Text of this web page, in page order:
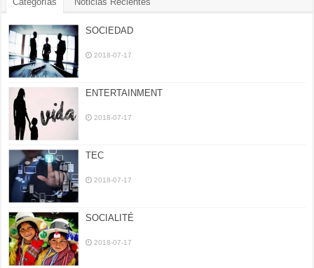
SOCIEDAD
2018-07-17
ENTERTAINMENT
2018-07-17
TEC
2018-07-17
SOCIALITÉ
2018-07-17